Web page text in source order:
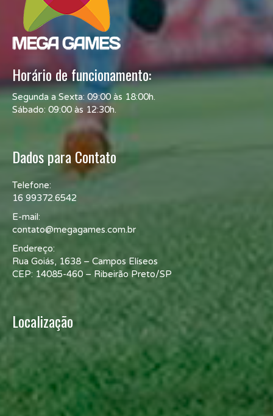
Horário de funcionamento:
Segunda a Sexta: 09:00 às 18:00h.
Sábado: 09:00 às 12:30h.
Dados para Contato
Telefone:
16 99372.6542
E-mail:
contato@megagames.com.br
Endereço:
Rua Goiás, 1638 – Campos Elíseos
CEP: 14085-460 – Ribeirão Preto/SP
Localização